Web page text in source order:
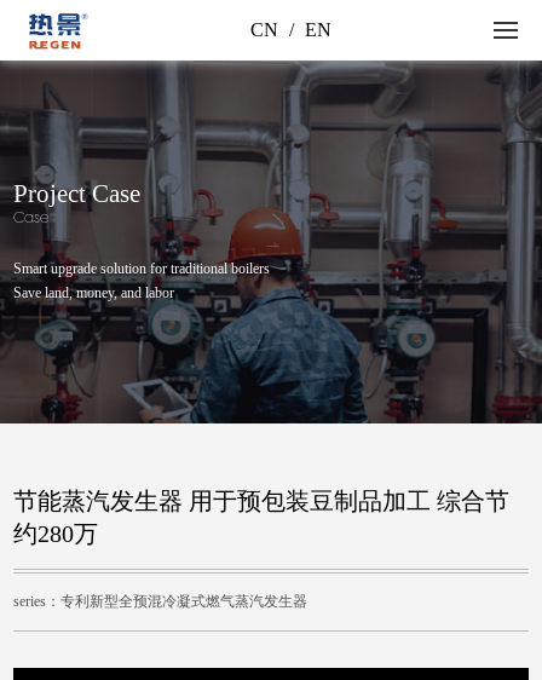
CN / EN
Project Case
Case
Smart upgrade solution for traditional boilers
Save land, money, and labor
节能蒸汽发生器 用于预包装豆制品加工 综合节
约280万
series：专利新型全预混冷凝式燃气蒸汽发生器